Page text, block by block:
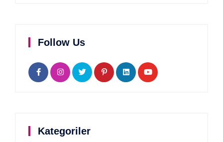
Follow Us
Kategoriler